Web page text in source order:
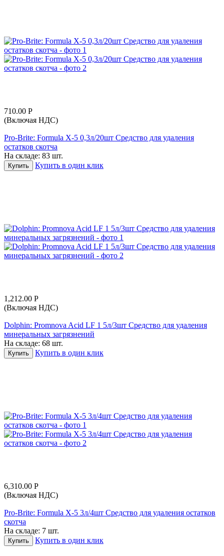
710.00 Р
(Включая НДС)
Pro-Brite: Formula X-5 0,3л/20шт Средство для удаления
остатков скотча
На складе: 83 шт.
Купить Купить в один клик
1,212.00 Р
(Включая НДС)
Dolphin: Promnova Acid LF 1 5л/3шт Средство для удаления
минеральных загрязнений
На складе: 68 шт.
Купить Купить в один клик
6,310.00 Р
(Включая НДС)
Pro-Brite: Formula X-5 3л/4шт Средство для удаления остатков
скотча
На складе: 7 шт.
Купить Купить в один клик